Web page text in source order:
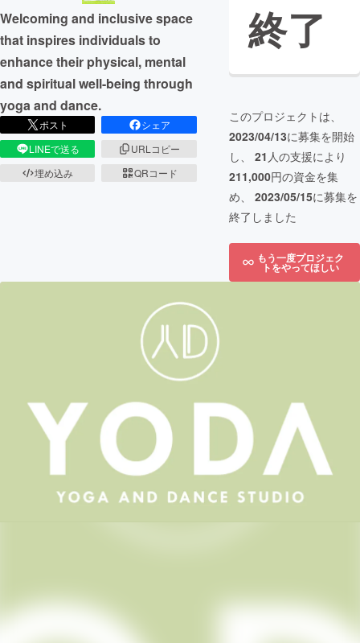
Welcoming and inclusive space
that inspires individuals to
enhance their physical, mental
and spiritual well-being through
yoga and dance.
ポスト
シェア
LINEで送る
URLコピー
埋め込み
QRコード
終了
このプロジェクトは、
2023/04/13に募集を開始
し、 21 人の支援により
211,000円の資金を集
め、 2023/05/15に募集を
終了しました
もう一度プロジェク
トをやってほしい